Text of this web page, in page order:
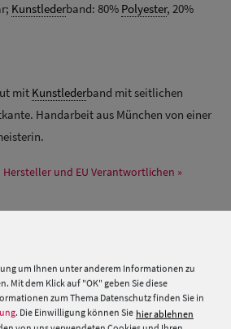
Kunstlederband: 80% Polyester, 20%
mit Kunstlederband mit seitlichen
Handarbeit aus München von einer
und EU Verantwortlichen »
um Ihnen unter anderem Informationen zu
Mit dem Klick auf "OK" geben Sie diese
zum Thema Datenschutz finden Sie in
. Die Einwilligung können Sie hier ablehnen